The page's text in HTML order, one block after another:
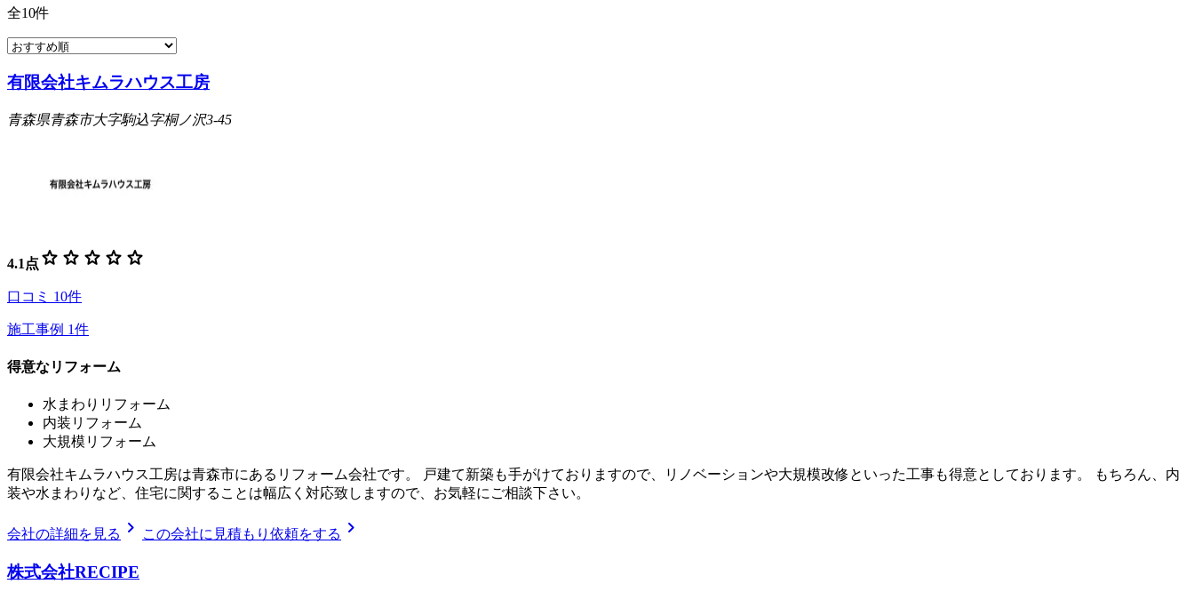
全10件
有限会社キムラハウス工房
青森県青森市大字駒込字桐ノ沢3-45
4.1 点 star star star star star
口コミ 10件
施工事例 1件
得意なリフォーム
水まわりリフォーム
内装リフォーム
大規模リフォーム
有限会社キムラハウス工房は青森市にあるリフォーム会社です。 戸建て新築も手がけておりますので、リノベーションや大規模改修といった工事も得意としております。 もちろん、内
装や水まわりなど、住宅に関することは幅広く対応致しますので、お気軽にご相談下さい。
会社の詳細を見る chevron_right この会社に見積もり依頼をする chevron_right
株式会社RECIPE